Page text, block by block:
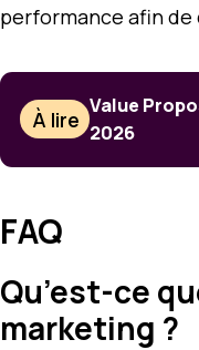
performance afin
À lire
Value
2026
FAQ
Qu’est-ce
marketing ?